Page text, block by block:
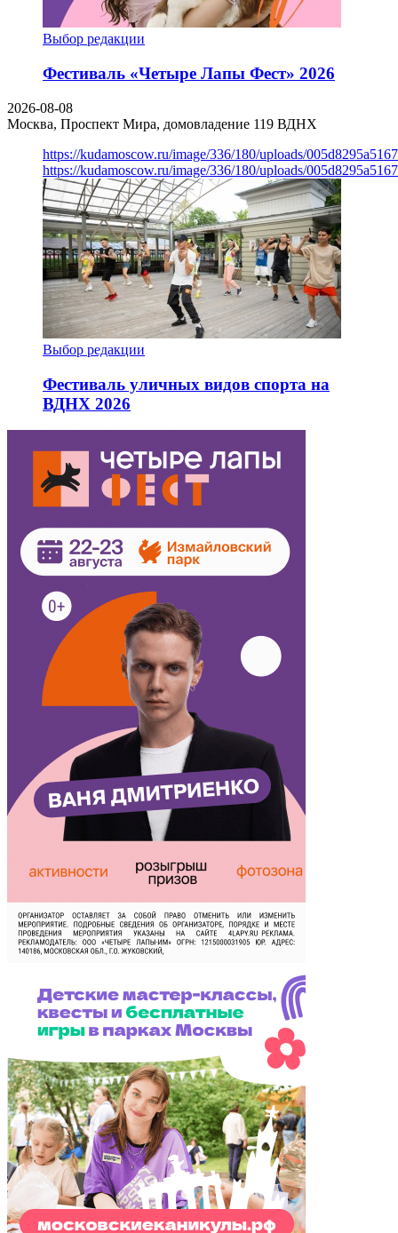
Выбор редакции
Фестиваль «Четыре Лапы Фест» 2026
2026-08-08
Москва, Проспект Мира, домовладение 119 ВДНХ
https://kudamoscow.ru/image/336/180/uploads/
https://kudamoscow.ru/image/336/180/uploads/
Выбор редакции
Фестиваль уличных видов спорта на
ВДНХ 2026